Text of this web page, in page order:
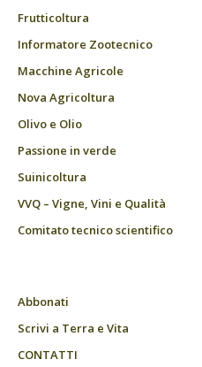
Frutticoltura
Informatore Zootecnico
Macchine Agricole
Nova Agricoltura
Olivo e Olio
Passione in verde
Suinicoltura
VVQ – Vigne, Vini e Qualità
Comitato tecnico scientifico
Abbonati
Scrivi a Terra e Vita
CONTATTI